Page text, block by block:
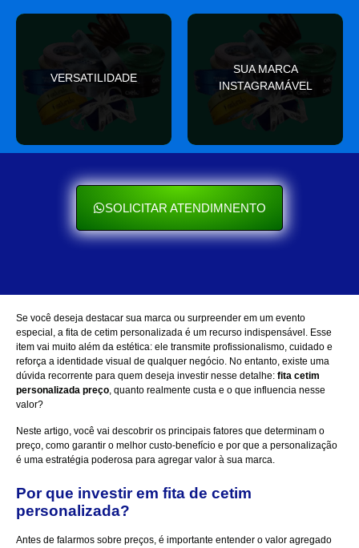
VERSATILIDADE
Se encaixa em qualquer
ocasião e sempre agrega
valor
SUA MARCA
INSTAGRAMÁVEL
Seu cliente ama mostrar
nas redes sociais
SOLICITAR ATENDIMNENTO
Se você deseja destacar sua marca ou surpreender em um evento
especial, a fita de cetim personalizada é um recurso indispensável. Esse
item vai muito além da estética: ele transmite profissionalismo, cuidado e
reforça a identidade visual de qualquer negócio. No entanto, existe uma
dúvida recorrente para quem deseja investir nesse detalhe: fita cetim
personalizada preço, quanto realmente custa e o que influencia nesse
valor?
Neste artigo, você vai descobrir os principais fatores que determinam o
preço, como garantir o melhor custo-benefício e por que a personalização
é uma estratégia poderosa para agregar valor à sua marca.
Por que investir em fita de cetim
personalizada?
Antes de falarmos sobre preços, é importante entender o valor agregado